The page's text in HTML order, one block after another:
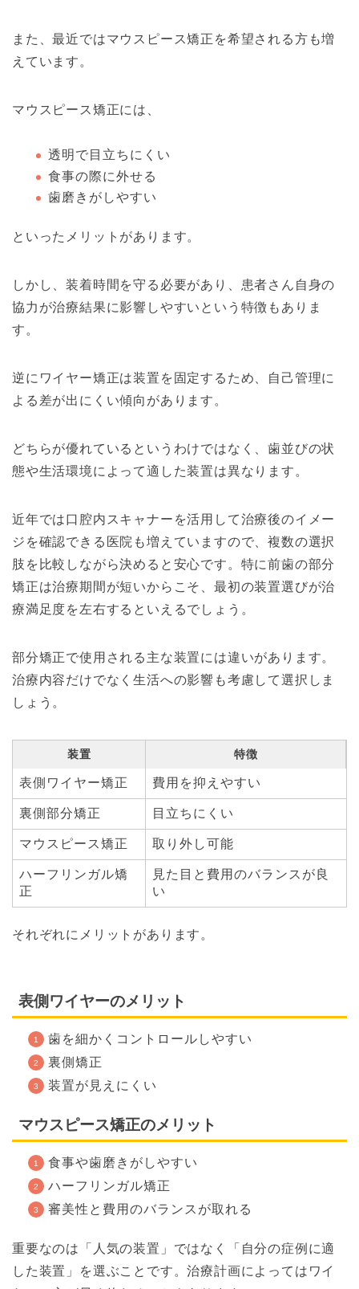
また、最近ではマウスピース矯正を希望される方も増
えています。
マウスピース矯正には、
透明で目立ちにくい
食事の際に外せる
歯磨きがしやすい
といったメリットがあります。
しかし、装着時間を守る必要があり、患者さん自身の
協力が治療結果に影響しやすいという特徴もありま
す。
逆にワイヤー矯正は装置を固定するため、自己管理に
よる差が出にくい傾向があります。
どちらが優れているというわけではなく、歯並びの状
態や生活環境によって適した装置は異なります。
近年では口腔内スキャナーを活用して治療後のイメー
ジを確認できる医院も増えていますので、複数の選択
肢を比較しながら決めると安心です。特に前歯の部分
矯正は治療期間が短いからこそ、最初の装置選びが治
療満足度を左右するといえるでしょう。
部分矯正で使用される主な装置には違いがあります。
治療内容だけでなく生活への影響も考慮して選択しま
しょう。
装置 特徴
表側ワイヤー矯正 費用を抑えやすい
裏側部分矯正 目立ちにくい
マウスピース矯正 取り外し可能
ハーフリンガル矯
正
見た目と費用のバランスが良
い
それぞれにメリットがあります。
表側ワイヤーのメリット
歯を細かくコントロールしやすい
裏側矯正
装置が見えにくい
マウスピース矯正のメリット
食事や歯磨きがしやすい
ハーフリンガル矯正
審美性と費用のバランスが取れる
重要なのは「人気の装置」ではなく「自分の症例に適
した装置」を選ぶことです。治療計画によってはワイ